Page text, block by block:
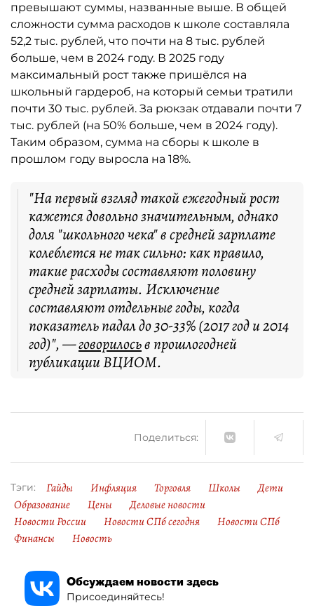
превышают суммы, названные выше. В общей
сложности сумма расходов к школе составляла
52,2 тыс. рублей, что почти на 8 тыс. рублей
больше, чем в 2024 году. В 2025 году
максимальный рост также пришёлся на
школьный гардероб, на который семьи тратили
почти 30 тыс. рублей. За рюкзак отдавали почти 7
тыс. рублей (на 50% больше, чем в 2024 году).
Таким образом, сумма на сборы к школе в
прошлом году выросла на 18%.
"На первый взгляд такой ежегодный рост
кажется довольно значительным, однако
доля "школьного чека" в средней зарплате
колеблется не так сильно: как правило,
такие расходы составляют половину
средней зарплаты. Исключение
составляют отдельные годы, когда
показатель падал до 30-33% (2017 год и 2014
год)", —говорилосьв прошлогодней
публикации ВЦИОМ.
Поделиться:
Тэги: Гайды Инфляция Торговля Школы
Дети
Образование
Цены
Деловые новости
Новости России
Новости СПб сегодня
Новости СПб
Финансы
Новость
Обсуждаем новости здесь
Присоединяйтесь!